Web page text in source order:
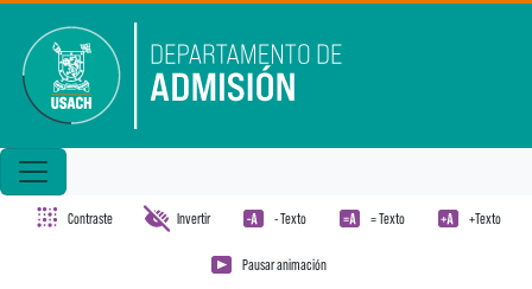
Contraste Invertir - Texto = Texto +Texto
Pausar animación